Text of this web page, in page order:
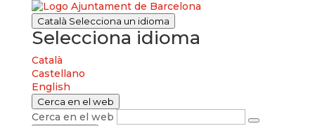
Català Selecciona un idioma
Selecciona idioma
Català
Castellano
English
Cerca en el web
Cerca en el web